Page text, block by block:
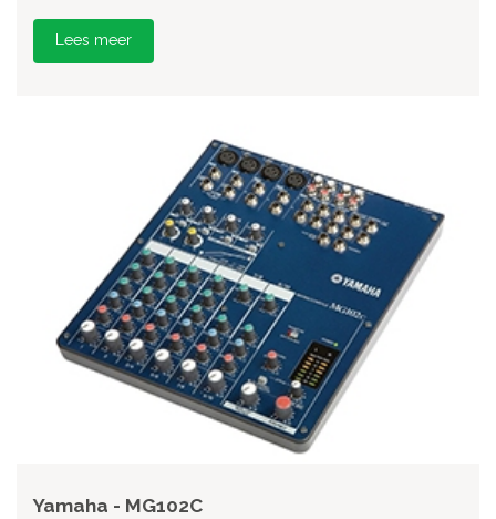
Lees meer
Yamaha - MG102C